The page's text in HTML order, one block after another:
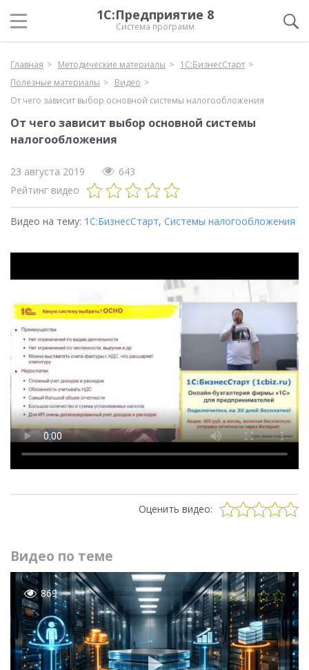
1С:Предприятие 8
Система программ
Главная Методические материалы
1С:БизнесСтарт
Полезные материалы
Видео
От чего зависит выбор основной системы налогообложения
От чего зависит выбор основной системы
налогообложения
23 августа 2019
643
Рейтинг видео
Видео на тему: 1С:БизнесСтарт, Системы налогообложения
Оценить видео:
Видео по теме
869